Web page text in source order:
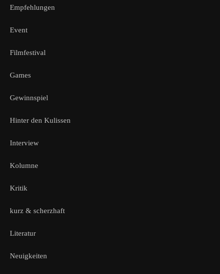
Empfehlungen
Event
Filmfestival
Games
Gewinnspiel
Hinter den Kulissen
Interview
Kolumne
Kritik
kurz & scherzhaft
Literatur
Neuigkeiten